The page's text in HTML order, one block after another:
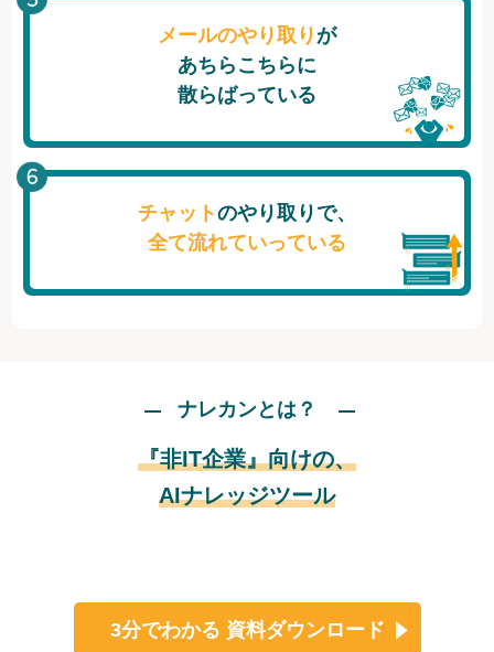
メールのやり取り が
あちらこちらに
散らばっている
チャットのやり取りで、
全て流れていっている
ナレカンとは？
『非IT企業』向けの、
AIナレッジツール
3分でわかる 資料ダウンロード